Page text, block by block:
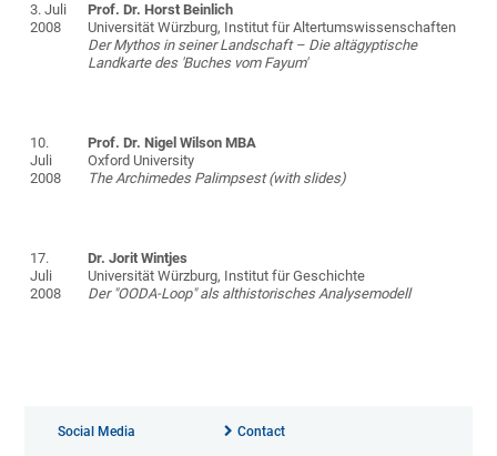
3. Juli
2008
Prof. Dr. Horst Beinlich
Universität Würzburg, Institut für Altertumswissenschaften
Der Mythos in seiner Landschaft – Die altägyptische
Landkarte des 'Buches vom Fayum'
10.
Juli
2008
Prof. Dr. Nigel Wilson MBA
Oxford University
The Archimedes Palimpsest (with slides)
17.
Juli
2008
Dr. Jorit Wintjes
Universität Würzburg, Institut für Geschichte
Der "OODA-Loop" als althistorisches Analysemodell
Social Media Contact